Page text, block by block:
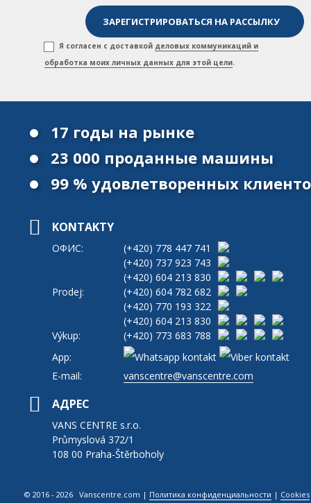
Я согласен с доставкой деловых коммуникаций и
обработка моих личных данных для этой цели.
17 годы на рынке
23 000 проданные машины
99 % удовлетворенных
KONTAKTY
ОФИС: (+420) 778 447 741
(+420) 737 923 743
(+420) 604 213 830
Prodej:
(+420) 604 782 682
(+420) 770 193 322
(+420) 604 213 830
Výkup:
(+420) 773 683 788
App:
E-mail:
vanscentre@vanscentre.com
АДРЕС
VANS CENTRE s.r.o.
Průmyslová 372/1
108 00 Praha-Štěrboholy
© 2016 - 2026 Vanscentre.com | Политика конфиденциальности | Cookies